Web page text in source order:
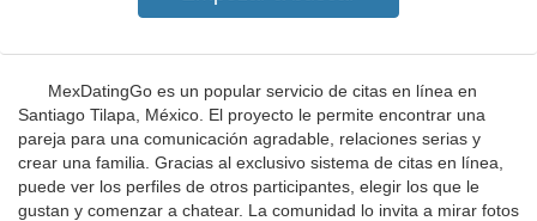
MexDatingGo es un popular servicio de citas en línea en
Santiago Tilapa, México. El proyecto le permite encontrar una
pareja para una comunicación agradable, relaciones serias y
crear una familia. Gracias al exclusivo sistema de citas en línea,
puede ver los perfiles de otros participantes, elegir los que le
gustan y comenzar a chatear. La comunidad lo invita a mirar fotos